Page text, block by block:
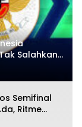
Salahkan
Modal
Semifinal
Ritme